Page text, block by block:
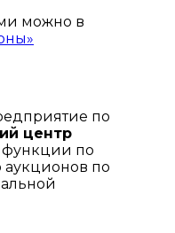
можно в
по
центр
функции по
по